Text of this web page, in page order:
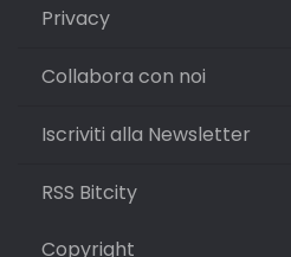
Privacy
Collabora con noi
Iscriviti alla Newsletter
RSS Bitcity
Copyright